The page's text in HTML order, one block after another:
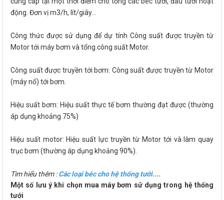
động. Đơn vị m3/h, lít/giây…
Công thức được sử dụng để dự tính Công suất được truyền từ
Motor tới máy bơm và tổng công suất Motor.
Công suất được truyền tới bơm: Công suất được truyền từ Motor
(máy nổ) tới bơm.
Hiệu suất bơm: Hiệu suất thực tế bơm thường đạt được (thường
áp dụng khoảng 75%)
Hiệu suất motor: Hiệu suất lực truyền từ Motor tới và làm quay
trục bơm (thường áp dụng khoảng 90%).
Tìm hiểu thêm :Các loại béc cho hệ thống tưới....
Một số lưu ý khi chọn mua máy bơm sử dụng trong hệ thống
tưới